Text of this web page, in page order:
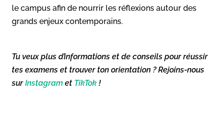
le campus afin de nourrir les réflexions autour des
grands enjeux contemporains.
Tu veux plus d’informations et de conseils pour réussir
tes examens et trouver ton orientation ? Rejoins-nous
surInstagram et TikTok !